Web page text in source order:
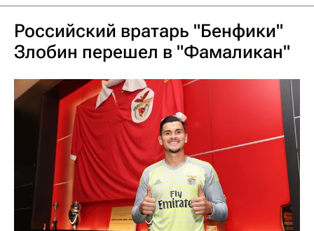
Российский вратарь "Бенфики"
Злобин перешел в "Фамаликан"